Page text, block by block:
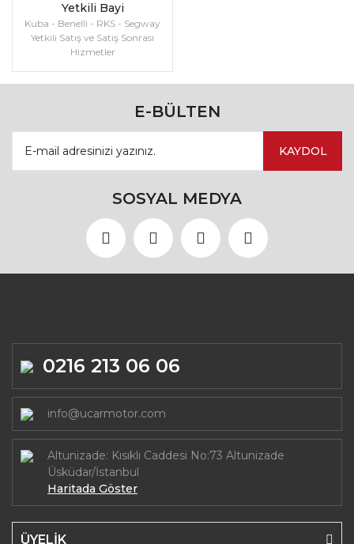
Yetkili Bayi
Kuba - Benelli - RKS - Segway
Yetkili Satış ve Satış Sonrası
Hizmetler
E-BÜLTEN
KAYDOL
SOSYAL MEDYA
0216 213 06 06
info@ucarmotor.com
Altunizade: Kısıklı Caddesi No:73 Altunizade
Üsküdar/İstanbul
Haritada Göster
ÜYELİK